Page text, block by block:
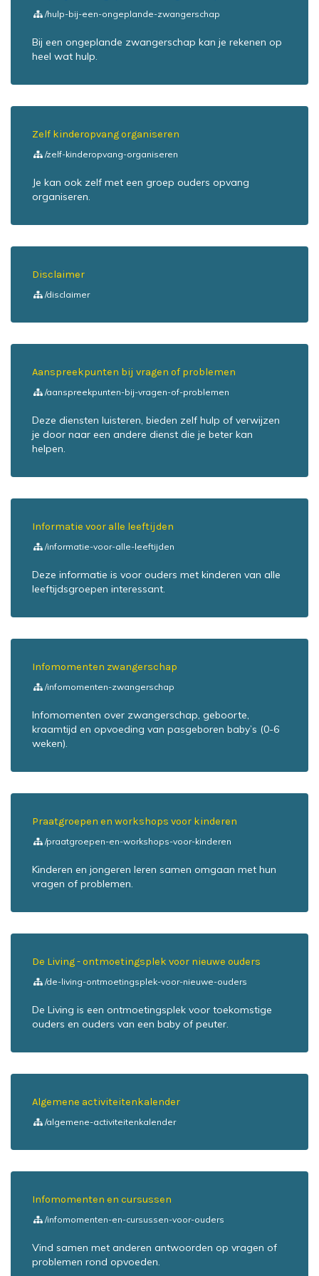
/hulp-bij-een-ongeplande-zwangerschap
Bij een ongeplande zwangerschap kan je rekenen op
heel wat hulp.
Zelf kinderopvang organiseren
/zelf-kinderopvang-organiseren
Je kan ook zelf met een groep ouders opvang
organiseren.
Disclaimer
/disclaimer
Aanspreekpunten bij vragen of problemen
/aanspreekpunten-bij-vragen-of-problemen
Deze diensten luisteren, bieden zelf hulp of verwijzen
je door naar een andere dienst die je beter kan
helpen.
Informatie voor alle leeftijden
/informatie-voor-alle-leeftijden
Deze informatie is voor ouders met kinderen van alle
leeftijdsgroepen interessant.
Infomomenten zwangerschap
/infomomenten-zwangerschap
Infomomenten over zwangerschap, geboorte,
kraamtijd en opvoeding van pasgeboren baby’s (0-6
weken).
Praatgroepen en workshops voor kinderen
/praatgroepen-en-workshops-voor-kinderen
Kinderen en jongeren leren samen omgaan met hun
vragen of problemen.
De Living - ontmoetingsplek voor nieuwe ouders
/de-living-ontmoetingsplek-voor-nieuwe-ouders
De Living is een ontmoetingsplek voor toekomstige
ouders en ouders van een baby of peuter.
Algemene activiteitenkalender
/algemene-activiteitenkalender
Infomomenten en cursussen
/infomomenten-en-cursussen-voor-ouders
Vind samen met anderen antwoorden op vragen of
problemen rond opvoeden.